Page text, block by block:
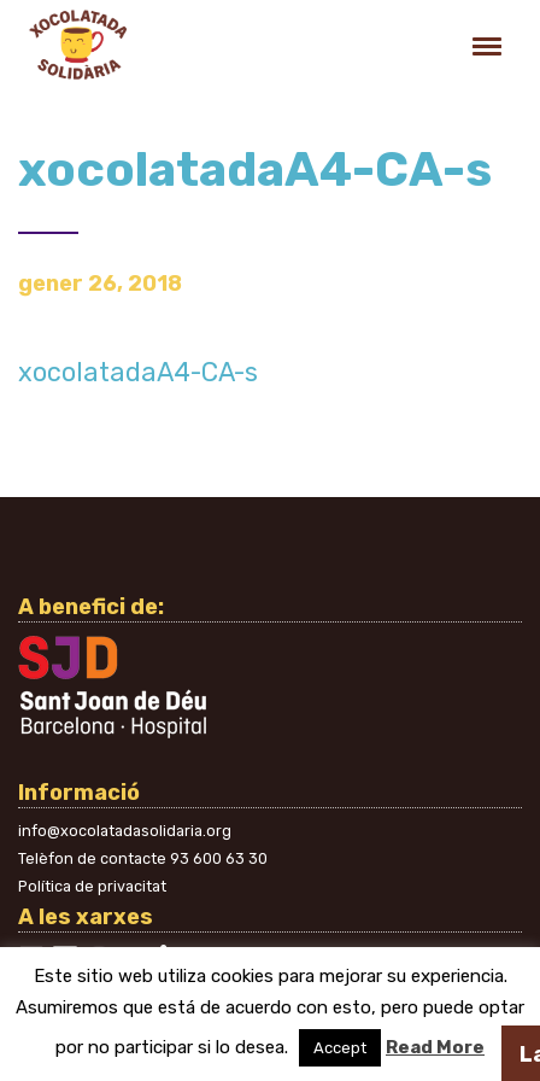
xocolatadaA4-CA-s
gener 26, 2018
xocolatadaA4-CA-s
A benefici de:
Informació
info@xocolatadasolidaria.org
Telèfon de contacte 93 600 63 30
Política de privacitat
A les xarxes
Este sitio web utiliza cookies para mejorar su experiencia.
Asumiremos que está de acuerdo con esto, pero puede optar
por no participar si lo desea.
Accept Read More